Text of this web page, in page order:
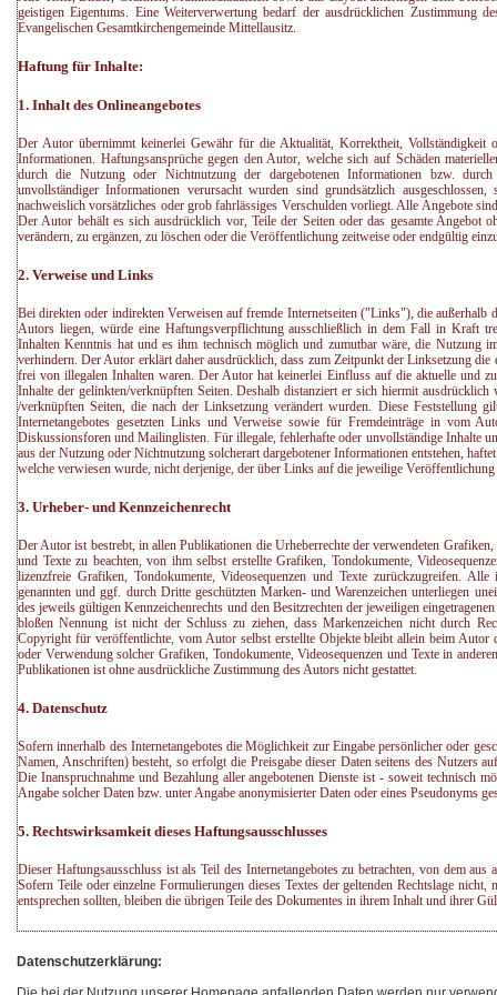
geistigen Eigentums. Eine Weiterverwertung bedarf der ausdrücklichen Zustimmung
Evangelischen Gesamtkirchengemeinde Mittellausitz.
Haftung für Inhalte:
1. Inhalt des Onlineangebotes
Der Autor übernimmt keinerlei Gewähr für die Aktualität, Korrektheit, Vollständigkeit
Informationen. Haftungsansprüche gegen den Autor, welche sich auf Schäden
durch die Nutzung oder Nichtnutzung der dargebotenen Informationen bzw.
unvollständiger Informationen verursacht wurden sind grundsätzlich
nachweislich vorsätzliches oder grob fahrlässiges Verschulden vorliegt. Alle Angebote
Der Autor behält es sich ausdrücklich vor, Teile der Seiten oder das gesamte Angebot
verändern, zu ergänzen, zu löschen oder die Veröffentlichung zeitweise oder endgültig
2. Verweise und Links
Bei direkten oder indirekten Verweisen auf fremde Internetseiten ("Links"), die außerhalb
Autors liegen, würde eine Haftungsverpflichtung ausschließlich in dem Fall in Kraft
Inhalten Kenntnis hat und es ihm technisch möglich und zumutbar wäre, die Nutzung
verhindern. Der Autor erklärt daher ausdrücklich, dass zum Zeitpunkt der Linksetzung die
frei von illegalen Inhalten waren. Der Autor hat keinerlei Einfluss auf die aktuelle und
Inhalte der gelinkten/verknüpften Seiten. Deshalb distanziert er sich hiermit ausdrücklich
/verknüpften Seiten, die nach der Linksetzung verändert wurden. Diese Feststellung
Internetangebotes gesetzten Links und Verweise sowie für Fremdeinträge in vom
Diskussionsforen und Mailinglisten. Für illegale, fehlerhafte oder unvollständige Inhalte
aus der Nutzung oder Nichtnutzung solcherart dargebotener Informationen entstehen,
welche verwiesen wurde, nicht derjenige, der über Links auf die jeweilige
3. Urheber- und Kennzeichenrecht
Der Autor ist bestrebt, in allen Publikationen die Urheberrechte der verwendeten Grafiken,
und Texte zu beachten, von ihm selbst erstellte Grafiken, Tondokumente,
lizenzfreie Grafiken, Tondokumente, Videosequenzen und Texte zurückzugreifen. Alle
genannten und ggf. durch Dritte geschützten Marken- und Warenzeichen unterliegen
des jeweils gültigen Kennzeichenrechts und den Besitzrechten der jeweiligen
bloßen Nennung ist nicht der Schluss zu ziehen, dass Markenzeichen nicht durch
Copyright für veröffentlichte, vom Autor selbst erstellte Objekte bleibt allein beim Autor
oder Verwendung solcher Grafiken, Tondokumente, Videosequenzen und Texte in
Publikationen ist ohne ausdrückliche Zustimmung des Autors nicht gestattet.
4. Datenschutz
Sofern innerhalb des Internetangebotes die Möglichkeit zur Eingabe persönlicher oder
Namen, Anschriften) besteht, so erfolgt die Preisgabe dieser Daten seitens des Nutzers
Die Inanspruchnahme und Bezahlung aller angebotenen Dienste ist - soweit technisch
Angabe solcher Daten bzw. unter Angabe anonymisierter Daten oder eines Pseudonyms
5. Rechtswirksamkeit dieses Haftungsausschlusses
Dieser Haftungsausschluss ist als Teil des Internetangebotes zu betrachten, von dem aus
Sofern Teile oder einzelne Formulierungen dieses Textes der geltenden Rechtslage
entsprechen sollten, bleiben die übrigen Teile des Dokumentes in ihrem Inhalt und ihrer
Datenschutzerklärung: